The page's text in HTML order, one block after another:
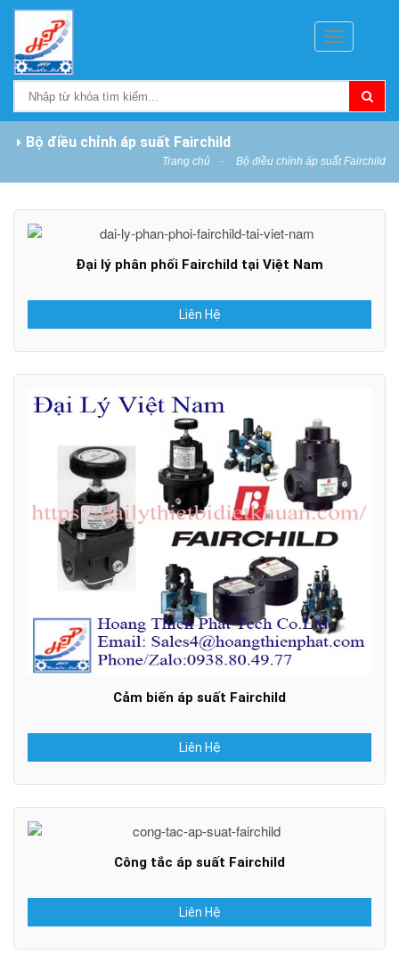
Toggle
navigation
Bộ điều chỉnh áp suất Fairchild
Trang chủ Bộ điều chỉnh áp suất Fairchild
Đại lý phân phối Fairchild tại Việt Nam
Liên Hệ
Cảm biến áp suất Fairchild
Liên Hệ
Công tắc áp suất Fairchild
Liên Hệ